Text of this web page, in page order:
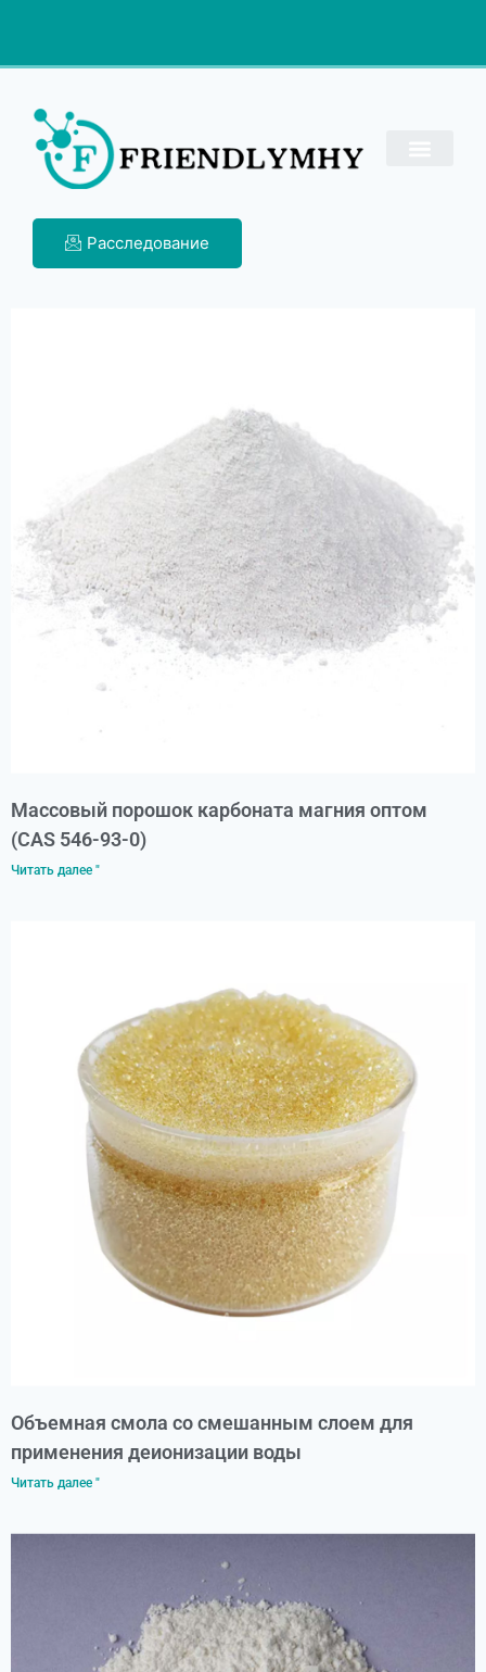
Расследование
вещества
Массовый порошок карбоната магния оптом
(CAS 546-93-0)
Читать далее "
Объемная смола со смешанным слоем для
применения деионизации воды
Читать далее "